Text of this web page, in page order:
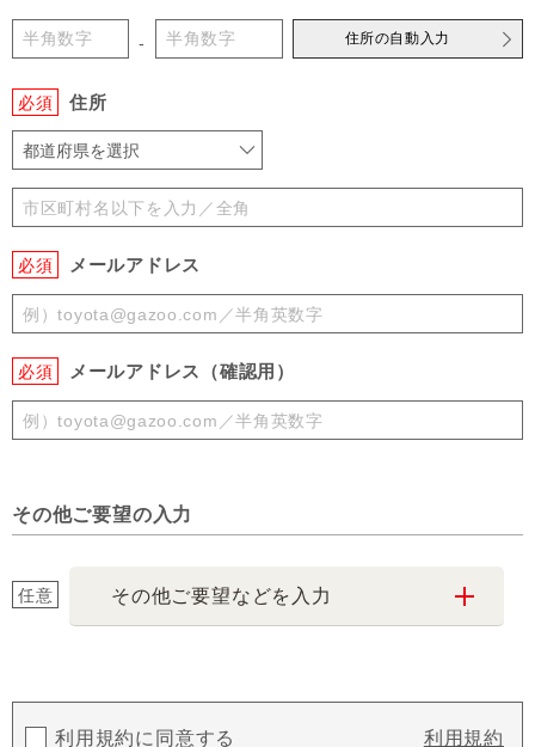
- 住所の自動入力
必須 住所
都道府県を選択
必須 メールアドレス
必須 メールアドレス（確認用）
その他ご要望の入力
任意 その他ご要望などを入力
利用規約に同意する 利用規約